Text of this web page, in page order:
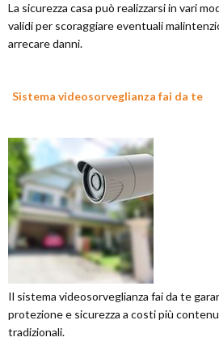
La sicurezza casa può realizzarsi in vari
validi per scoraggiare eventuali
arrecare danni.
Sistema videosorveglianza fai da te
Il sistema videosorveglianza fai da te
protezione e sicurezza a costi più
tradizionali.